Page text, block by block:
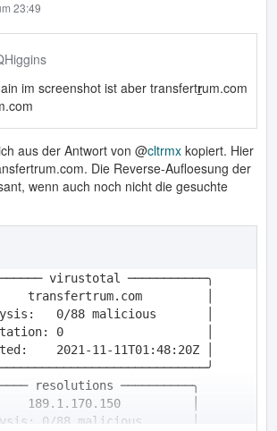
23:49
im screenshot ist aber transfertrum.com
aus der Antwort von @cltrmx kopiert. Hier
Die Reverse-Aufloesung der
wenn auch noch nicht die gesuchte